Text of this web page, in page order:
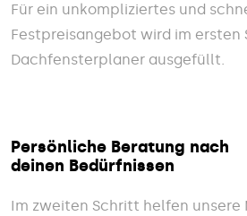
Für ein unkompliziertes und
Festpreisangebot wird im ersten
Dachfensterplaner ausgefüllt.
Persönliche Beratung nach
deinen Bedürfnissen
Im zweiten Schritt helfen